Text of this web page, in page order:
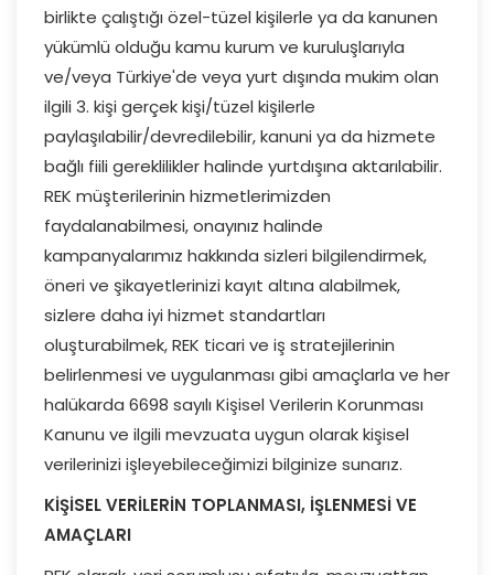
birlikte çalıştığı özel-tüzel kişilerle ya da kanunen
yükümlü olduğu kamu kurum ve kuruluşlarıyla
ve/veya Türkiye'de veya yurt dışında mukim olan
ilgili 3. kişi gerçek kişi/tüzel kişilerle
paylaşılabilir/devredilebilir, kanuni ya da hizmete
bağlı fiili gereklilikler halinde yurtdışına aktarılabilir.
REK müşterilerinin hizmetlerimizden
faydalanabilmesi, onayınız halinde
kampanyalarımız hakkında sizleri bilgilendirmek,
öneri ve şikayetlerinizi kayıt altına alabilmek,
sizlere daha iyi hizmet standartları
oluşturabilmek, REK ticari ve iş stratejilerinin
belirlenmesi ve uygulanması gibi amaçlarla ve her
halükarda 6698 sayılı Kişisel Verilerin Korunması
Kanunu ve ilgili mevzuata uygun olarak kişisel
verilerinizi işleyebileceğimizi bilginize sunarız.
KİŞİSEL VERİLERİN TOPLANMASI, İŞLENMESİ VE
AMAÇLARI